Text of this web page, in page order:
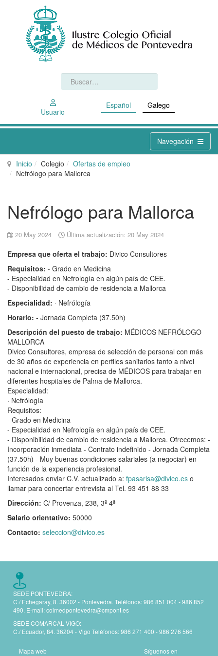
Usuario
Español Galego
Navegación
Inicio Colegio
Ofertas de empleo
Nefrólogo para Mallorca
Nefrólogo para Mallorca
20 May 2024 Última actualización: 20 May 2024
Empresa que oferta el trabajo: Divico Consultores
Requisitos: - Grado en Medicina
- Especialidad en Nefrología en algún país de CEE.
- Disponibilidad de cambio de residencia a Mallorca
Especialidad: · Nefrólogía
Horario: - Jornada Completa (37.50h)
Descripción del puesto de trabajo: MÉDICOS NEFRÓLOGO
MALLORCA
Divico Consultores, empresa de selección de personal con más
de 30 años de experiencia en perfiles sanitarios tanto a nivel
nacional e internacional, precisa de MÉDICOS para trabajar en
diferentes hospitales de Palma de Mallorca.
Especialidad:
· Nefrólogía
Requisitos:
- Grado en Medicina
- Especialidad en Nefrología en algún país de CEE.
- Disponibilidad de cambio de residencia a Mallorca. Ofrecemos: -
Incorporación inmediata - Contrato indefinido - Jornada Completa
(37.50h) - Muy buenas condiciones salariales (a negociar) en
función de la experiencia profesional.
Interesados enviar C.V. actualizado a: fpasarisa@divico.es o
llamar para concertar entrevista al Tel. 93 451 88 33
Dirección: C/ Provenza, 238, 3º 4ª
Salario orientativo: 50000
Contacto: seleccion@divico.es
SEDE PONTEVEDRA:
C./ Echegaray, 8. 36002 - Pontevedra. Teléfonos:986 851 004 - 986 852
490. E-mail:colmedpontevedra@cmpont.es
SEDE COMARCAL VIGO:
C./ Ecuador, 84. 36204 - Vigo Teléfonos:986 271 400 - 986 276 566
Mapa web Síguenos en